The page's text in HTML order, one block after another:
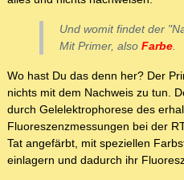
Und womit findet der
Mit Primer, also Farbe.
Wo hast Du das denn her? Der
nichts mit dem Nachweis zu tun.
durch Gelelektrophorese des
Fluoreszenzmessungen bei der
Tat angefärbt, mit speziellen
einlagern und dadurch ihr